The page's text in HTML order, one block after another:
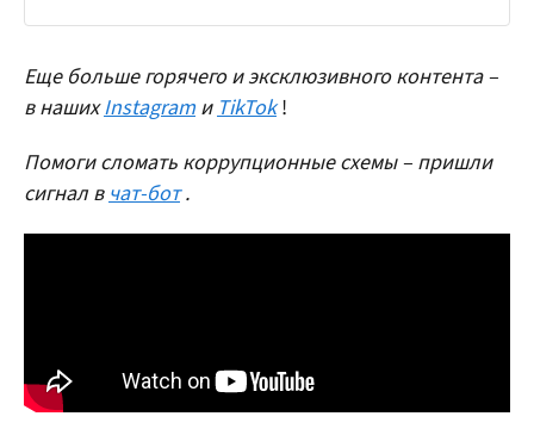
Еще больше горячего и эксклюзивного контента –
в нашихInstagram иTikTok!
Помоги сломать коррупционные схемы – пришли
сигнал вчат-бот .